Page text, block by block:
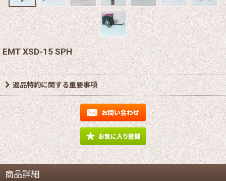
EMT XSD-15 SPH
返品特約に関する重要事項
商品詳細